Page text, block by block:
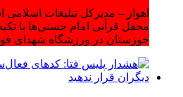
اهواز – مدیرکل تبلیغات
محفل قرآنی امام حسنی‌ها با
خوزستان در ورزشگاه شهدای